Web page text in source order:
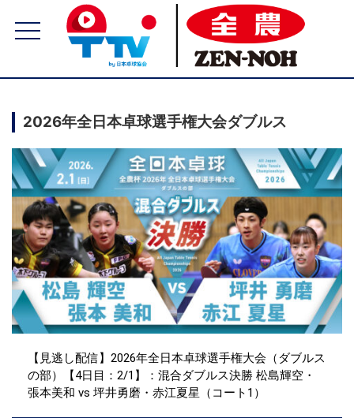
2026年全日本卓球選手権大会ダブルス
【見逃し配信】2026年全日本卓球選手権大会（ダブルス
の部）【4日目：2/1】：混合ダブルス決勝 松島輝空・
張本美和 vs 坪井勇磨・赤江夏星（コート1）